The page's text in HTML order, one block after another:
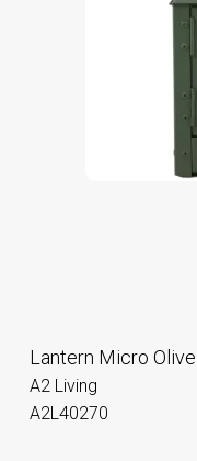
Lantern Micro
A2 Living
A2L40270